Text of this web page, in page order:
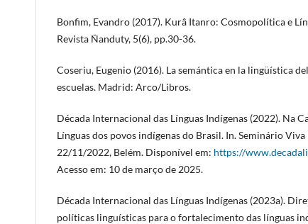
Bonfim, Evandro (2017). Kurâ Itanro: Cosmopolítica e
Revista Ñanduty, 5(6), pp.30-36.
Coseriu, Eugenio (2016). La semántica en la lingüística
escuelas. Madrid: Arco/Libros.
Década Internacional das Línguas Indígenas (2022). Na
Línguas dos povos indígenas do Brasil. In. Seminário
22/11/2022, Belém. Disponível em: https://
Acesso em: 10 de março de 2025.
Década Internacional das Línguas Indígenas (2023a).
políticas linguísticas para o fortalecimento das línguas